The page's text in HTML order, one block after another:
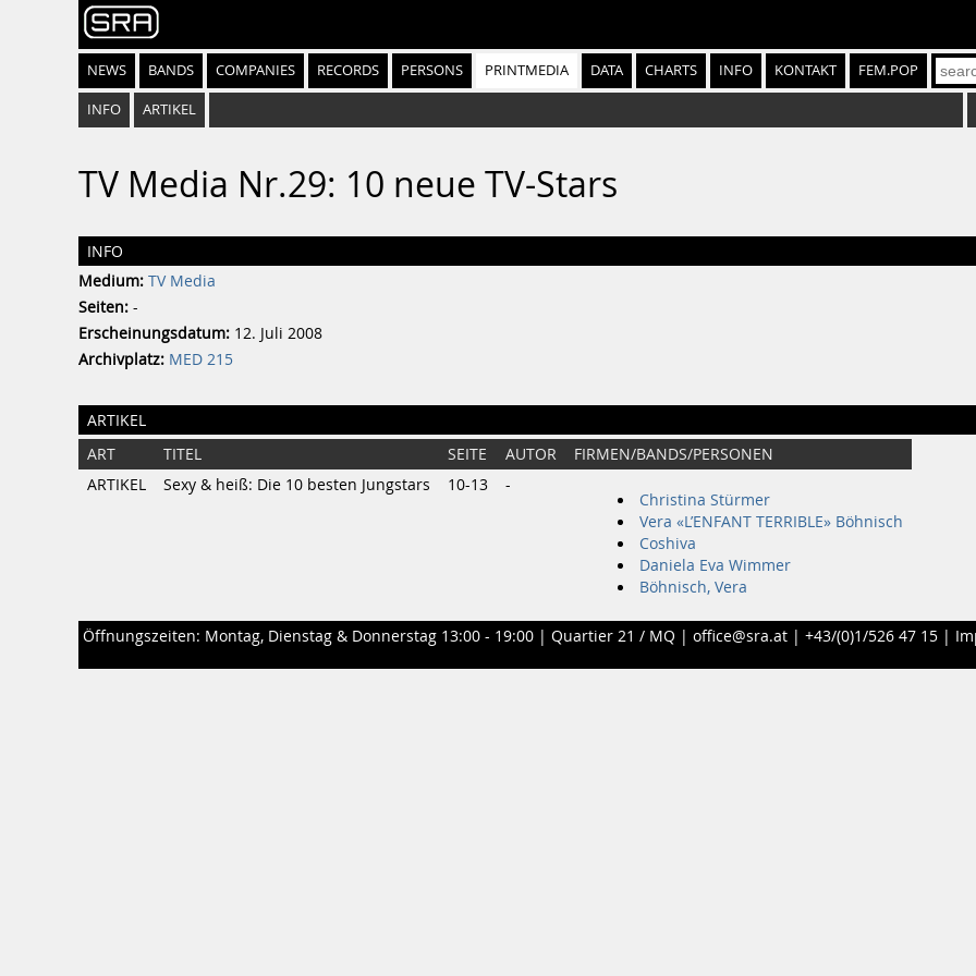
NEWS BANDS COMPANIES RECORDS PERSONS PRINTMEDIA DATA CHARTS INFO KONTAKT FEM.POP
INFO ARTIKEL
TV Media Nr.29: 10 neue TV-Stars
INFO
Medium: TV Media
Seiten: -
Erscheinungsdatum: 12. Juli 2008
Archivplatz: MED 215
ARTIKEL
ART TITEL SEITE AUTOR
FIRMEN/BANDS/PERSONEN
ARTIKEL
Sexy & heiß: Die 10 besten Jungstars 10-13 -
Christina Stürmer
Vera «L’ENFANT TERRIBLE» Böhnisch
Coshiva
Daniela Eva Wimmer
Böhnisch, Vera
Öffnungszeiten: Montag, Dienstag & Donnerstag 13:00 - 19:00 | Quartier 21 / MQ | office@sra.at | +43/(0)1/526 47 15 |